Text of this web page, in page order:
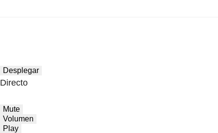
Desplegar
Directo
Mute
Volumen
Play